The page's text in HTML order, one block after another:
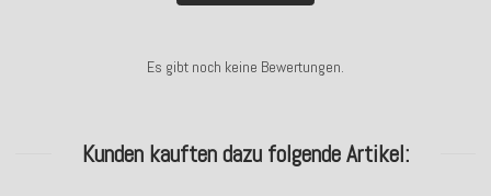
Es gibt noch keine Bewertungen.
Kunden kauften dazu folgende Artikel: